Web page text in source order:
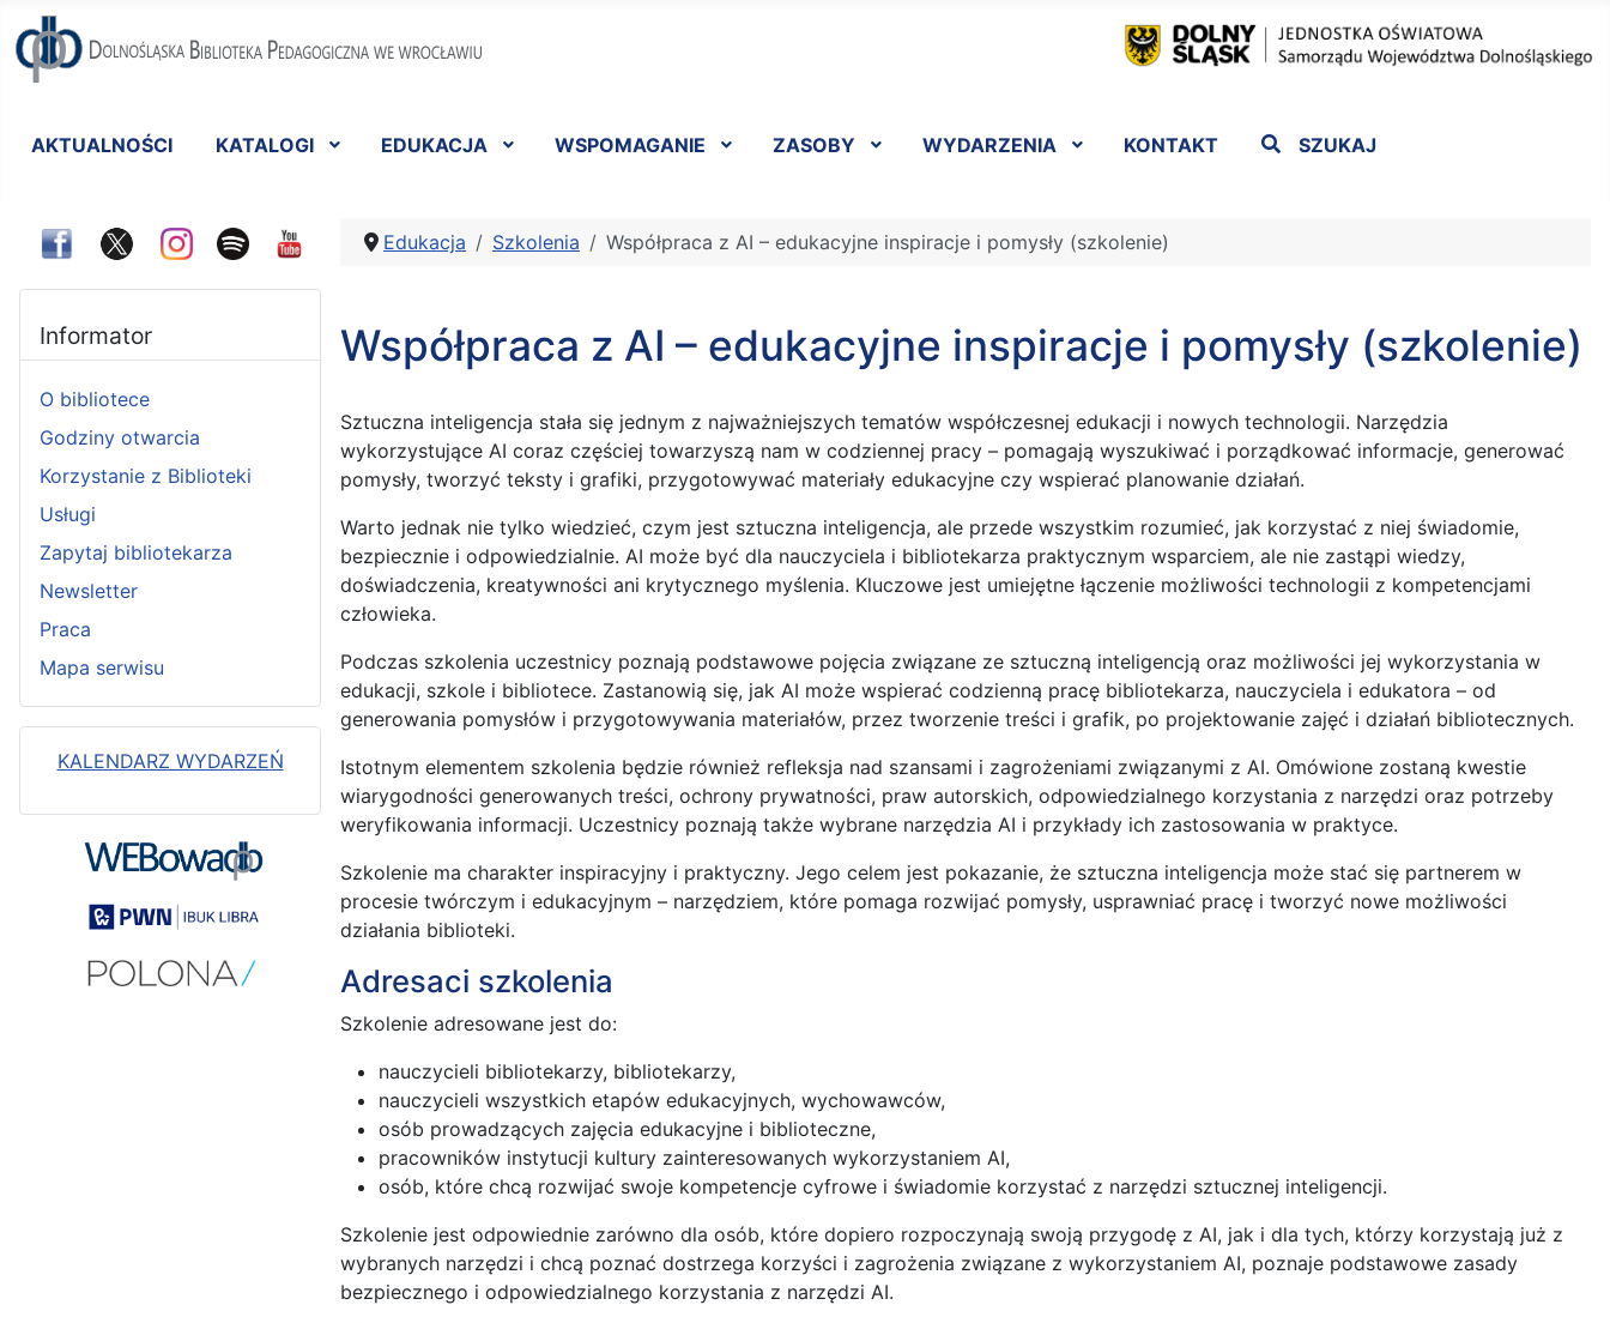
AKTUALNOŚCI KATALOGI EDUKACJA WSPOMAGANIE ZASOBY WYDARZENIA KONTAKT SZUKAJ
Informator
O bibliotece
Godziny otwarcia
Korzystanie z Biblioteki
Usługi
Zapytaj bibliotekarza
Newsletter
Praca
Mapa serwisu
KALENDARZ WYDARZEŃ
Edukacja Szkolenia Współpraca z AI – edukacyjne inspiracje i pomysły (szkolenie)
Współpraca z AI – edukacyjne inspiracje i pomysły (szkolenie)
Sztuczna inteligencja stała się jednym z najważniejszych tematów współczesnej edukacji i nowych technologii. Narzędzia
wykorzystujące AI coraz częściej towarzyszą nam w codziennej pracy – pomagają wyszukiwać i porządkować informacje, generować
pomysły, tworzyć teksty i grafiki, przygotowywać materiały edukacyjne czy wspierać planowanie działań.
Warto jednak nie tylko wiedzieć, czym jest sztuczna inteligencja, ale przede wszystkim rozumieć, jak korzystać z niej świadomie,
bezpiecznie i odpowiedzialnie. AI może być dla nauczyciela i bibliotekarza praktycznym wsparciem, ale nie zastąpi wiedzy,
doświadczenia, kreatywności ani krytycznego myślenia. Kluczowe jest umiejętne łączenie możliwości technologii z kompetencjami
człowieka.
Podczas szkolenia uczestnicy poznają podstawowe pojęcia związane ze sztuczną inteligencją oraz możliwości jej wykorzystania w
edukacji, szkole i bibliotece. Zastanowią się, jak AI może wspierać codzienną pracę bibliotekarza, nauczyciela i edukatora – od
generowania pomysłów i przygotowywania materiałów, przez tworzenie treści i grafik, po projektowanie zajęć i działań bibliotecznych.
Istotnym elementem szkolenia będzie również refleksja nad szansami i zagrożeniami związanymi z AI. Omówione zostaną kwestie
wiarygodności generowanych treści, ochrony prywatności, praw autorskich, odpowiedzialnego korzystania z narzędzi oraz potrzeby
weryfikowania informacji. Uczestnicy poznają także wybrane narzędzia AI i przykłady ich zastosowania w praktyce.
Szkolenie ma charakter inspiracyjny i praktyczny. Jego celem jest pokazanie, że sztuczna inteligencja może stać się partnerem w
procesie twórczym i edukacyjnym – narzędziem, które pomaga rozwijać pomysły, usprawniać pracę i tworzyć nowe możliwości
działania biblioteki.
Adresaci szkolenia
Szkolenie adresowane jest do:
nauczycieli bibliotekarzy, bibliotekarzy,
nauczycieli wszystkich etapów edukacyjnych, wychowawców,
osób prowadzących zajęcia edukacyjne i biblioteczne,
pracowników instytucji kultury zainteresowanych wykorzystaniem AI,
osób, które chcą rozwijać swoje kompetencje cyfrowe i świadomie korzystać z narzędzi sztucznej inteligencji.
Szkolenie jest odpowiednie zarówno dla osób, które dopiero rozpoczynają swoją przygodę z AI, jak i dla tych, którzy korzystają już z
wybranych narzędzi i chcą poznać dostrzega korzyści i zagrożenia związane z wykorzystaniem AI, poznaje podstawowe zasady
bezpiecznego i odpowiedzialnego korzystania z narzędzi AI.